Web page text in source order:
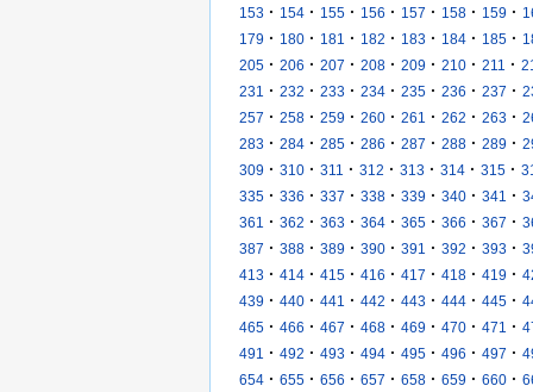
153 · 154 · 155 · 156 · 157 · 158 · 159 ·
179 · 180 · 181 · 182 · 183 · 184 · 185 ·
205 · 206 · 207 · 208 · 209 · 210 · 211 ·
231
· 232 · 233 · 234 · 235 · 236 · 237 ·
257 · 258 · 259 · 260 · 261 · 262 · 263 ·
283 · 284 · 285 · 286 · 287 · 288 · 289 ·
309 · 310 · 311 · 312 · 313 · 314 · 315 ·
335 · 336 · 337 · 338 · 339 · 340 · 341 ·
361
· 362 · 363 · 364 · 365 · 366 · 367 ·
387 · 388 · 389 · 390 · 391 · 392 · 393 ·
413 · 414 · 415 · 416 · 417 · 418 · 419 ·
439 · 440 · 441 · 442 · 443 · 444 · 445 ·
465 · 466 · 467 · 468 · 469 · 470 · 471 ·
491
· 492 · 493 · 494 · 495 · 496 · 497 ·
654 · 655 · 656 · 657 · 658 · 659 · 660 ·